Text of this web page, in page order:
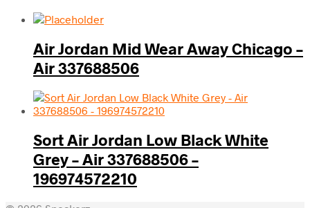
Air Jordan Mid Wear Away Chicago –
Air 337688506
Sort Air Jordan Low Black White
Grey – Air 337688506 –
196974572210